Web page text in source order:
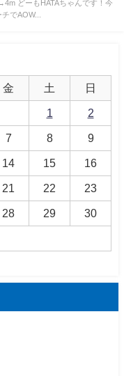
どーもHATAちゃんです！今
でAOW...
金 土 日
1 2
7 8 9
14 15 16
21 22 23
28 29 30